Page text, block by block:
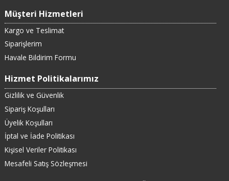
Müşteri Hizmetleri
Kargo ve Teslimat
Siparişlerim
Havale Bildirim Formu
Hizmet Politikalarımız
Gizlilik ve Güvenlik
Sipariş Koşulları
Üyelik Koşulları
İptal ve İade Politikası
Kişisel Veriler Politikası
Mesafeli Satış Sözleşmesi